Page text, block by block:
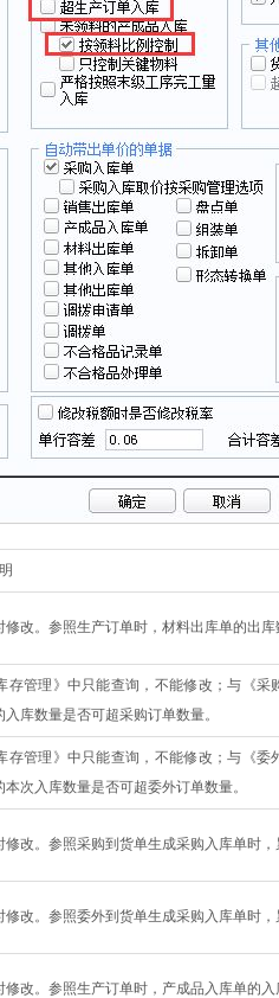
修改。参照生产订单时，材料出库单的出
存管理》中只能查询，不能修改；与《
库数量是否可超采购订单数量。
存管理》中只能查询，不能修改；与《
次入库数量是否可超委外订单数量。
改。参照采购到货单生成采购入库单时，
改。参照委外到货单生成采购入库单时，
改。参照生产订单时，产成品入库单的入